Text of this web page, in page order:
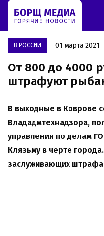
В РОССИИ 01 марта 2021
От 800 до 4000
штрафуют
В выходные в Коврове
Влададмтехнадзора,
управления по делам
Клязьму в черте
заслуживающих